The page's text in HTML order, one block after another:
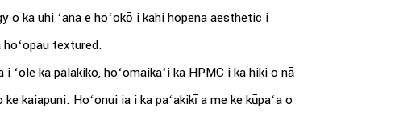
o ka uhi ʻana e hoʻokō i kahi hopena aesthetic i
textured.
ʻole ka palakiko, hoʻomaikaʻi ka HPMC i ka hiki o nā
kaiapuni. Hoʻonui ia i ka paʻakikī a me ke kūpaʻa o